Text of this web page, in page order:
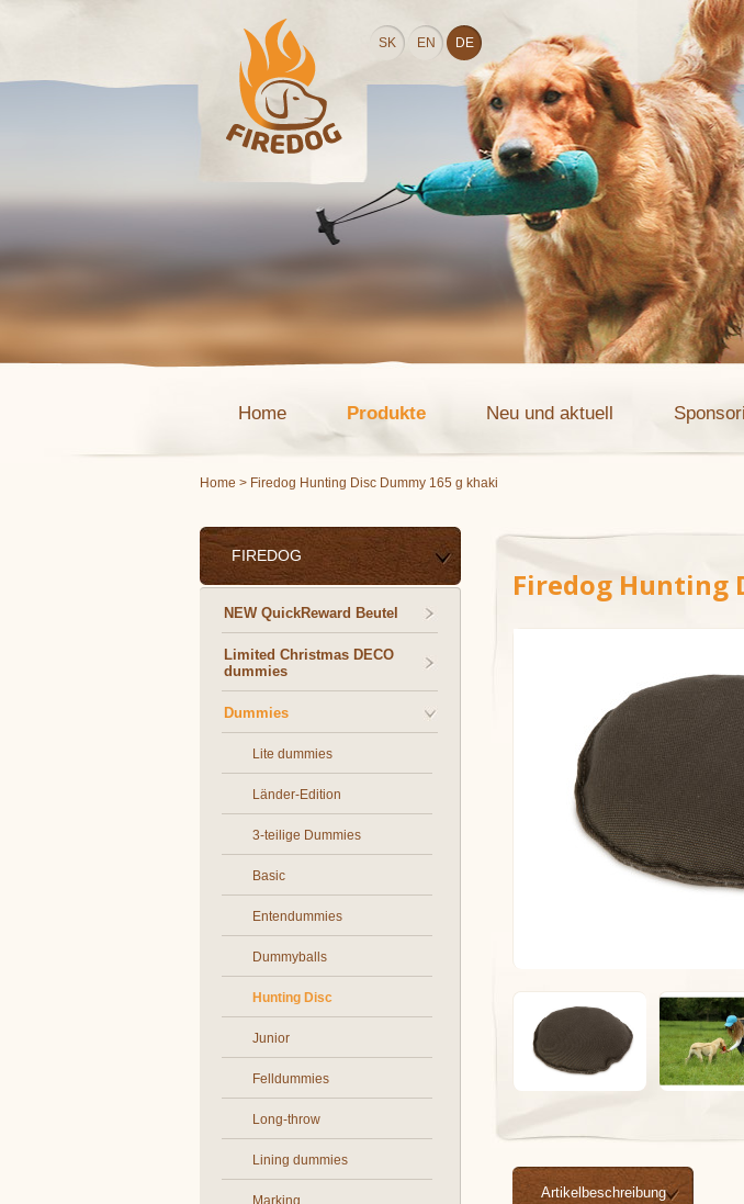
SK EN DE
Home Produkte Neu und aktuell
Home > Firedog Hunting Disc Dummy 165 g khaki
FIREDOG
NEW QuickReward Beutel
Limited Christmas DECO
dummies
Dummies
Lite dummies
Länder-Edition
3-teilige Dummies
Basic
Entendummies
Dummyballs
Hunting Disc
Junior
Felldummies
Long-throw
Lining dummies
Marking
Firedog Hunting
Artikelbeschreibung